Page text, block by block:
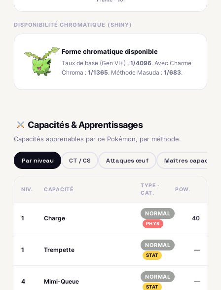
DISPONIBILITÉ CHROMATIQUE (SHINY)
Forme chromatique disponible
Taux de base (Gen VI+) : 1/4096. Avec Charme
Chroma : 1/1365. Méthode Masuda : 1/683.
Capacités & Apprentissages
Capacités apprenables par ce Pokémon, par méthode.
Par niveau CT / CS Attaques œuf Maîtres capacités
NIV. CAPACITÉ
TYPE ·
CAT.
POW.
1 Charge
NORMAL
PHYS
40
1 Trempette
NORMAL
STAT
—
4 Mimi-Queue
NORMAL
STAT
—